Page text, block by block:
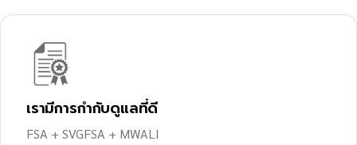
เรามีการกำกับดูแลที่ดี
FSA + SVGFSA + MWALI